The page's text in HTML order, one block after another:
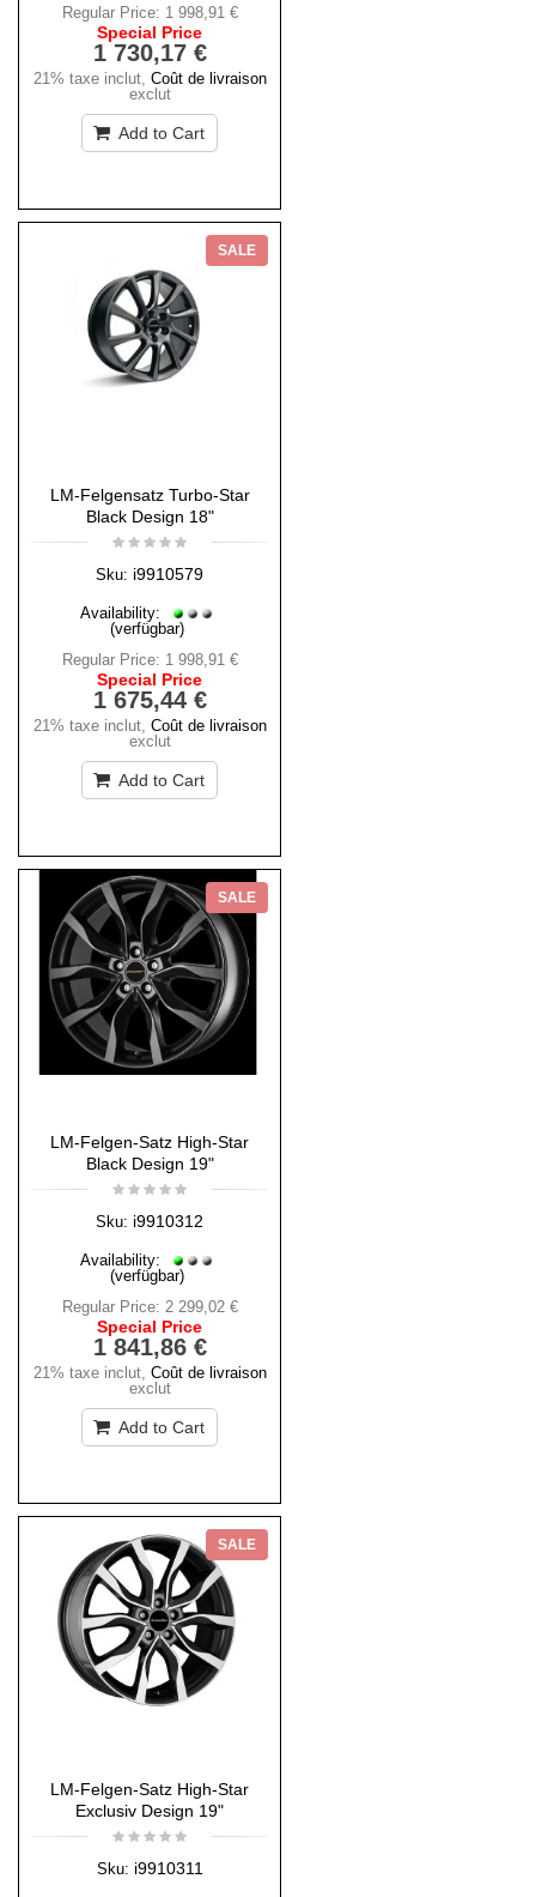
Regular Price: 1 998,91 €
Special Price
1 730,17 €
21% taxe inclut, Coût de livraison
exclut
Add to Cart
SALE
LM-Felgensatz Turbo-Star
Black Design 18"
Sku: i9910579
Availability:
(verfügbar)
Regular Price: 1 998,91 €
Special Price
1 675,44 €
21% taxe inclut, Coût de livraison
exclut
Add to Cart
SALE
LM-Felgen-Satz High-Star
Black Design 19"
Sku: i9910312
Availability:
(verfügbar)
Regular Price: 2 299,02 €
Special Price
1 841,86 €
21% taxe inclut, Coût de livraison
exclut
Add to Cart
SALE
LM-Felgen-Satz High-Star
Exclusiv Design 19"
Sku: i9910311